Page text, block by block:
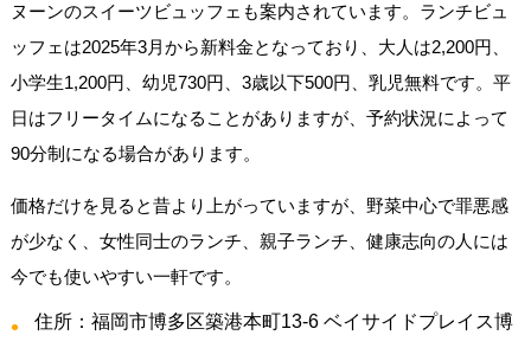
ヌーンのスイーツビュッフェも案内されています。ランチビュ
ッフェは2025年3月から新料金となっており、大人は2,200円、
小学生1,200円、幼児730円、3歳以下500円、乳児無料です。平
日はフリータイムになることがありますが、予約状況によって
90分制になる場合があります。
価格だけを見ると昔より上がっていますが、野菜中心で罪悪感
が少なく、女性同士のランチ、親子ランチ、健康志向の人には
今でも使いやすい一軒です。
住所：福岡市博多区築港本町13-6 ベイサイドプレイス博